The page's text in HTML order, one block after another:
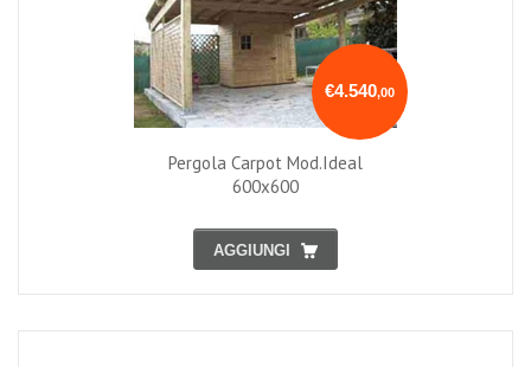
€4.540,00
Pergola Carpot Mod.ideal
600x600
AGGIUNGI